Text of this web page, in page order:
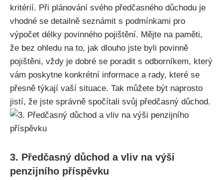
kritérií. Při plánování svého předčasného důchodu je
vhodné se detailně seznámit s podmínkami pro
výpočet délky povinného pojištění. Mějte na paměti,
že bez ohledu na to, jak dlouho jste byli povinně
pojištěni, vždy je dobré se poradit s odborníkem, který
vám poskytne konkrétní informace a rady, které se
přesně týkají vaší situace. Tak můžete být naprosto
jistí, že jste správně spočítali svůj předčasný důchod.
3. Předčasný důchod a vliv na výši
penzijního příspěvku